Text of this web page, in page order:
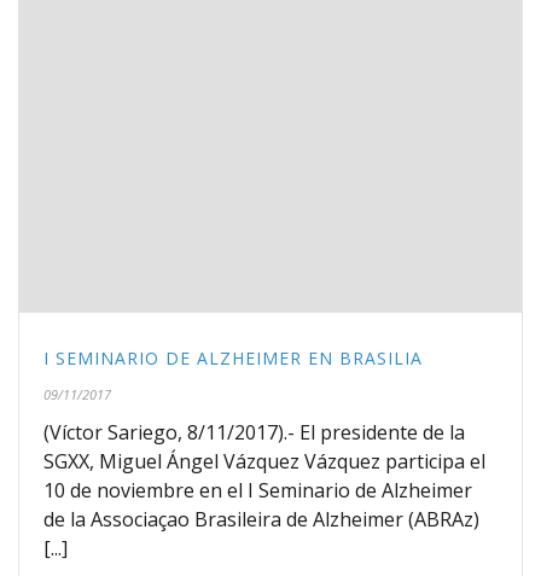
I SEMINARIO DE ALZHEIMER EN BRASILIA
09/11/2017
(Víctor Sariego, 8/11/2017).- El presidente de la
SGXX, Miguel Ángel Vázquez Vázquez participa el
10 de noviembre en el I Seminario de Alzheimer
de la Associaçao Brasileira de Alzheimer (ABRAz)
[...]